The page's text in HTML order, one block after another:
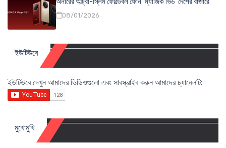
08/01/2026
ইউটিউবে
ইউটিউবে দেখুন আমাদের ভিডিওগুলো এবং সাবস্ক্রাইব করুন আমাদের চ্যানেলটি:
মুখোমুখি